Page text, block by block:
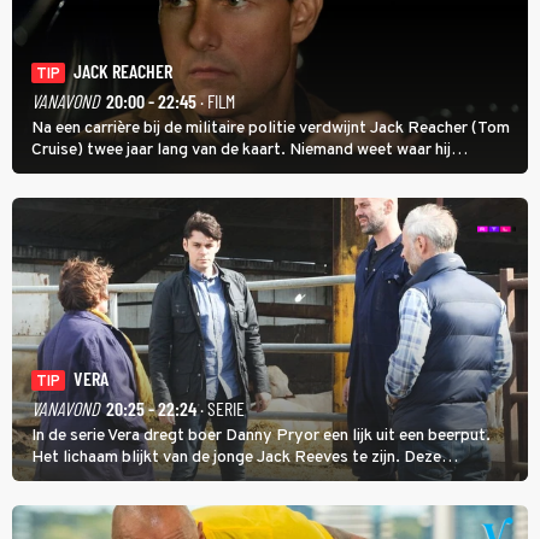
TIP
JACK REACHER
VANAVOND 20:00 - 22:45· FILM
Na een carrière bij de militaire politie verdwijnt Jack Reacher (Tom
Cruise) twee jaar lang van de kaart. Niemand weet waar hij
uithangt, totdat moordverdachte James Barr naar hem vraagt.
TIP
VERA
VANAVOND 20:25 - 22:24· SERIE
In de serie Vera dregt boer Danny Pryor een lijk uit een beerput.
Het lichaam blijkt van de jonge Jack Reeves te zijn. Deze
homoseksuele woonwagenbewoner had gebroken met zijn familie
en verliet het kamp met slaande ruzie.